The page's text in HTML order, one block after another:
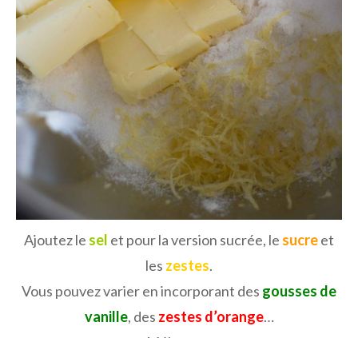
Ajoutez le sel et pour la version sucrée, le sucreet
les zestes.
Vous pouvez varier en incorporant des gousses de
vanille, des zestes d’orange…